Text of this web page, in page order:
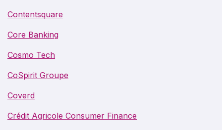
Contentsquare
Core Banking
Cosmo Tech
CoSpirit Groupe
Coverd
Crédit Agricole Consumer Finance